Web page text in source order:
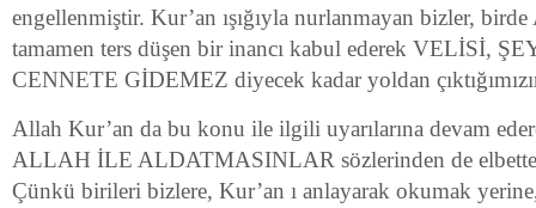
engellenmiştir. Kur’an ışığıyla nurlanmayan bizler, birde
tamamen ters düşen bir inancı kabul ederek VELİSİ,
CENNETE GİDEMEZ diyecek kadar yoldan
Allah Kur’an da bu konu ile ilgili uyarılarına devam
ALLAH İLE ALDATMASINLAR sözlerinden de
Çünkü birileri bizlere, Kur’an ı anlayarak okumak